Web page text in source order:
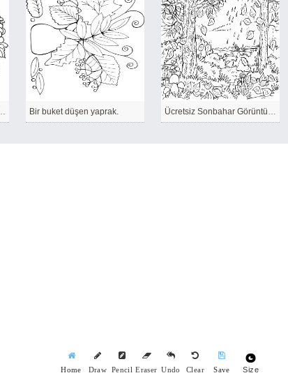
oluşan zarif çelenk Bir buket düşen yaprak. Ücretsiz Sonbahar Görüntü HD
Home Draw Pencil Eraser Undo Clear Save Size